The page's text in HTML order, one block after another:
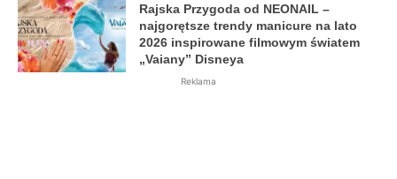
Rajska Przygoda od NEONAIL –
najgorętsze trendy manicure na lato
2026 inspirowane filmowym światem
„Vaiany” Disneya
Reklama